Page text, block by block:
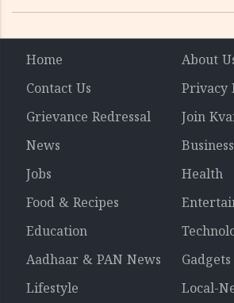
Home
About
Contact Us
Privacy
Grievance Redressal
Join
News
Business
Jobs
Health
Food & Recipes
Education
Aadhaar & PAN News
Gadgets
Lifestyle
Local-